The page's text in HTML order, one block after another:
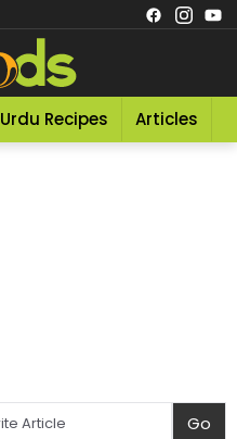
Urdu Recipes Articles